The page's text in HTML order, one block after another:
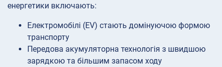
енергетики включають:
Електромобілі (EV) стають домінуючою формою
транспорту
Передова акумуляторна технологія з швидшою
зарядкою та більшим запасом ходу